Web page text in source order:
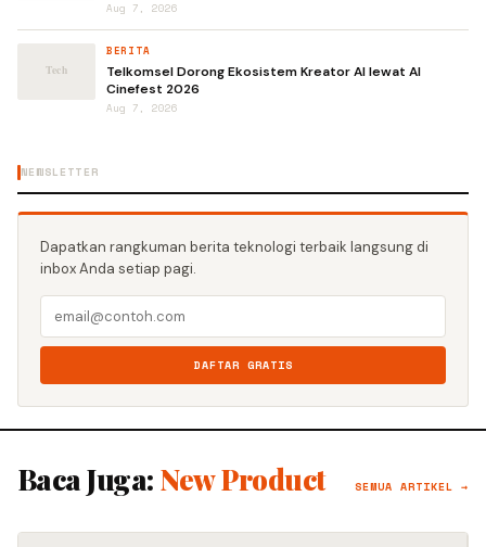
Aug 7, 2026
BERITA
Telkomsel Dorong Ekosistem Kreator AI lewat AI
Cinefest 2026
Aug 7, 2026
NEWSLETTER
Dapatkan rangkuman berita teknologi terbaik langsung di
inbox Anda setiap pagi.
DAFTAR GRATIS
Baca Juga: New Product SEMUA ARTIKEL →